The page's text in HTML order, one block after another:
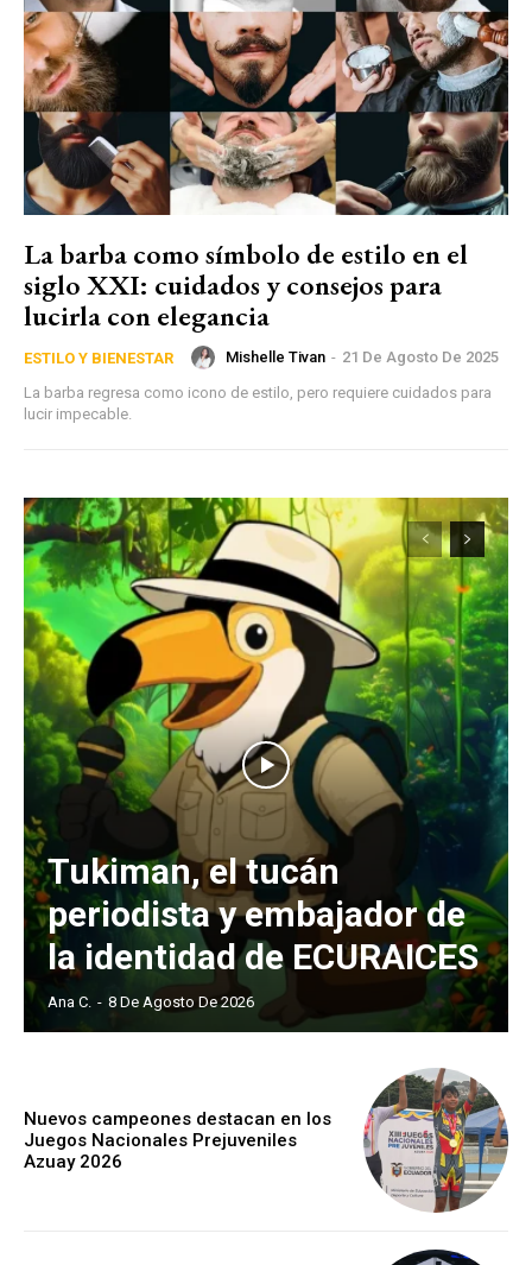
La barba como símbolo de estilo en el
siglo XXI: cuidados y consejos para
lucirla con elegancia
ESTILO Y BIENESTAR Mishelle Tivan - 21 De Agosto De 2025
La barba regresa como icono de estilo, pero requiere cuidados para
lucir impecable.
Tukiman, el tucán
periodista y embajador de
la identidad de ECURAICES
Ana C. - 8 De Agosto De 2026
Nuevos campeones destacan en los
Juegos Nacionales Prejuveniles
Azuay 2026